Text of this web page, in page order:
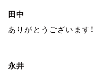
田中
ありがとうございます！
永井